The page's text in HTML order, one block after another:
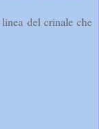
del crinale che